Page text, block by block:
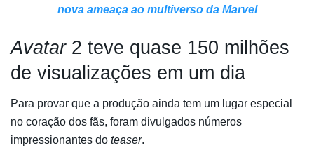
nova ameaça ao multiverso da Marvel
Avatar2 teve quase 150 milhões
de visualizações em um dia
Para provar que a produção ainda tem um lugar especial
no coração dos fãs, foram divulgados números
impressionantes do teaser.